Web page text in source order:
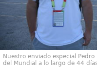
Nuestro enviado especial
del Mundial a lo largo de 44